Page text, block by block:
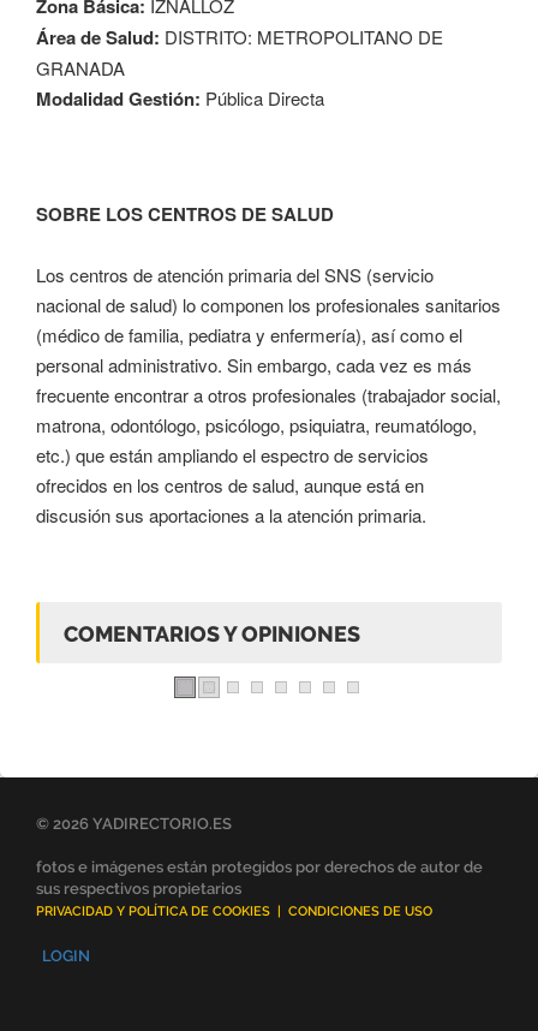
Zona Básica:
Área de Salud: DISTRITO: METROPOLITANO DE
GRANADA
Modalidad Gestión: Pública Directa
SOBRE LOS CENTROS DE SALUD
Los centros de atención primaria del SNS (servicio
nacional de salud) lo componen los profesionales sanitarios
(médico de familia, pediatra y enfermería), así como el
personal administrativo. Sin embargo, cada vez es más
frecuente encontrar a otros profesionales (trabajador social,
matrona, odontólogo, psicólogo, psiquiatra, reumatólogo,
etc.) que están ampliando el espectro de servicios
ofrecidos en los centros de salud, aunque está en
discusión sus aportaciones a la atención primaria.
COMENTARIOS Y OPINIONES
© 2026 YADIRECTORIO.ES
fotos e imágenes están protegidos por derechos de autor de
sus respectivos propietarios
PRIVACIDAD Y POLÍTICA DE COOKIES | CONDICIONES DE USO
LOGIN